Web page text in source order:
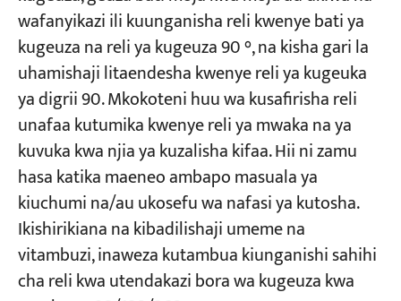
wafanyikazi ili kuunganisha reli kwenye bati ya
kugeuza na reli ya kugeuza 90 °, na kisha gari la
uhamishaji litaendesha kwenye reli ya kugeuka
ya digrii 90. Mkokoteni huu wa kusafirisha reli
unafaa kutumika kwenye reli ya mwaka na ya
kuvuka kwa njia ya kuzalisha kifaa. Hii ni zamu
hasa katika maeneo ambapo masuala ya
kiuchumi na/au ukosefu wa nafasi ya kutosha.
Ikishirikiana na kibadilishaji umeme na
vitambuzi, inaweza kutambua kiunganishi sahihi
cha reli kwa utendakazi bora wa kugeuza kwa